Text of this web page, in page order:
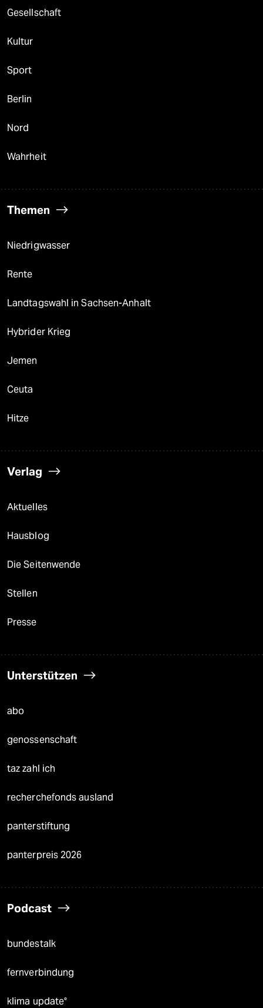
Gesellschaft
Kultur
Sport
Berlin
Nord
Wahrheit
Themen
Niedrigwasser
Rente
Landtagswahl in Sachsen-Anhalt
Hybrider Krieg
Jemen
Ceuta
Hitze
Verlag
Aktuelles
Hausblog
Die Seitenwende
Stellen
Presse
Unterstützen
abo
genossenschaft
taz zahl ich
recherchefonds ausland
panterstiftung
panterpreis 2026
Podcast
bundestalk
fernverbindung
klima update°